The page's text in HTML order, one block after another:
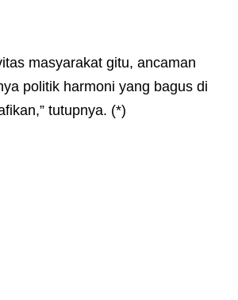
masyarakat gitu, ancaman
politik harmoni yang bagus di
tutupnya. (*)